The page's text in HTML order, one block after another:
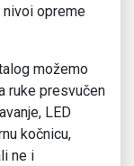
opreme
možemo
ruke presvučen
LED
kočnicu,
ne i